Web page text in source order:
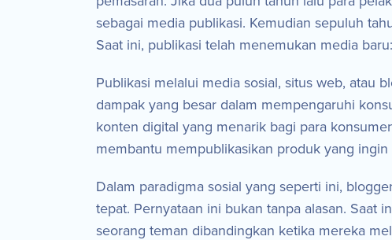
sebagai media publikasi. Kemudian sepuluh
Saat ini, publikasi telah menemukan media
Publikasi melalui media sosial, situs web, atau
dampak yang besar dalam mempengaruhi
konten digital yang menarik bagi para
membantu mempublikasikan produk yang
Dalam paradigma sosial yang seperti ini,
tepat. Pernyataan ini bukan tanpa alasan. Saat
seorang teman dibandingkan ketika mereka